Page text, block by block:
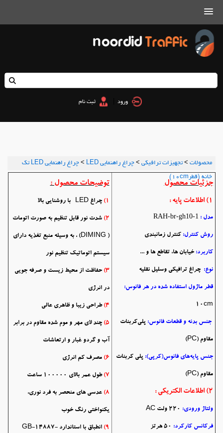
ورود ثبت نام
محصولات >تجهیزات ترافیکی >چراغ راهنمایی LED > چراغ راهنمایی LED تک
خانه (قطر10cm)
جزئیات محصول
1) اطلاعات پایه :
مدل : RAH-br-gh10-1
روش کنترل: کنترل زمانبندی
کاربرد: خیابان ها، تقاطع ها و ...
نوع: چراغ ترافیکی وسلیل نقلیه
قطر ماژول استفاده شده در هر فانوس:
10cm
جنس بدنه و قطعات فانوس: پلی‌کربنات
مقاوم (PC)
جنس پایه‌های فانوس(کرپی):پلی کربنات
مقاوم (PC)
2) اطلاعات الکتریکی :
ولتاژ ورودی: 220 ولت AC
فرکانس کارکرد:
توضیحات محصول :
1) چراغ LED با روشنایی بالا
2) شدت نور قابل تنظیم به صورت اتومات
( DIMING) ، به وسیله منبع تغذیه دارای
سیستم اتوماتیک تنظیم نور
3) حفاظت از محیط زیست و صرفه جویی
در انرژی
4) طراحی زیبا و ظاهری عالی
5) چند لایمهر و موم شده مقاوم در برابر
آب و گردو غبار و ارتعاشات
6) مصرف کم انرژی
7) طول عمر بالای 100000 ساعت
8) عدسی های منحصر به فرد نوری،
یکنواختی رنگ خوب
9) انطباق با استاندارد GB-14887-